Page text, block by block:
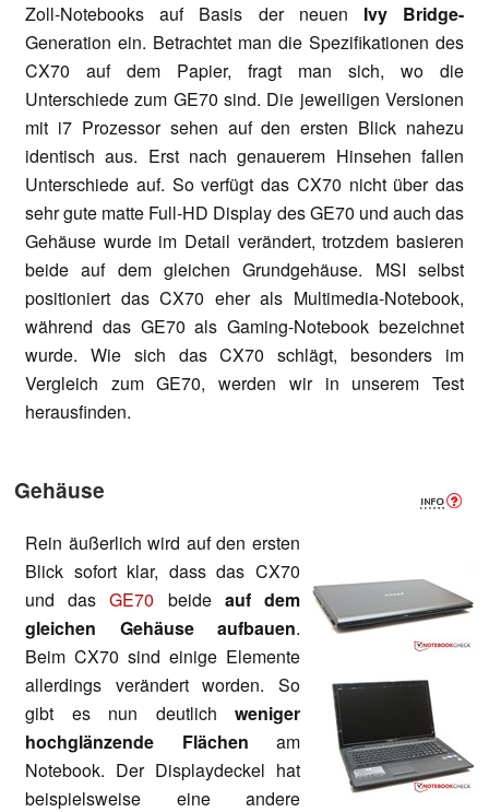
Zoll-Notebooks auf Basis der neuen Ivy Bridge-
Generation ein. Betrachtet man die Spezifikationen des
CX70 auf dem Papier, fragt man sich, wo die
Unterschiede zum GE70 sind. Die jeweiligen Versionen
mit i7 Prozessor sehen auf den ersten Blick nahezu
identisch aus. Erst nach genauerem Hinsehen fallen
Unterschiede auf. So verfügt das CX70 nicht über das
sehr gute matte Full-HD Display des GE70 und auch das
Gehäuse wurde im Detail verändert, trotzdem basieren
beide auf dem gleichen Grundgehäuse. MSI selbst
positioniert das CX70 eher als Multimedia-Notebook,
während das GE70 als Gaming-Notebook bezeichnet
wurde. Wie sich das CX70 schlägt, besonders im
Vergleich zum GE70, werden wir in unserem Test
herausfinden.
Gehäuse
Rein äußerlich wird auf den ersten
Blick sofort klar, dass das CX70
und dasGE70 beideauf dem
gleichen Gehäuse aufbauen.
Beim CX70 sind einige Elemente
allerdings verändert worden. So
gibt es nun deutlich weniger
hochglänzende Flächen am
Notebook. Der Displaydeckel hat
beispielsweise eine andere